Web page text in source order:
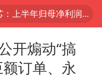
上海：台风白海豚或将带来龙卷风
宾高县4.9级地震致1死
开煽动“搞
订单、永